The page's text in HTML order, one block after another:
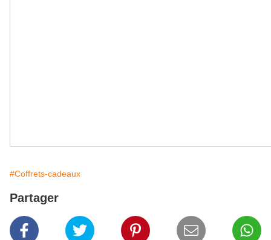
#Coffrets-cadeaux
Partager